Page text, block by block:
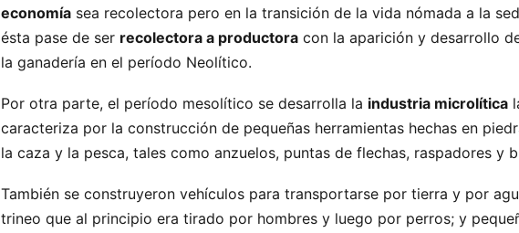
economía sea recolectora pero en la transición de la vida nómada a la
ésta pase de ser recolectora a productora con la aparición y desarrollo
la ganadería en el período Neolítico.
Por otra parte, el período mesolítico se desarrolla la industria microlítica
caracteriza por la construcción de pequeñas herramientas hechas en
la caza y la pesca, tales como anzuelos, puntas de flechas, raspadores y
También se construyeron vehículos para transportarse por tierra y por
trineo que al principio era tirado por hombres y luego por perros; y